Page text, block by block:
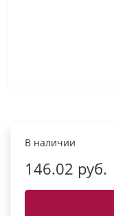
В наличии
146.02 руб.